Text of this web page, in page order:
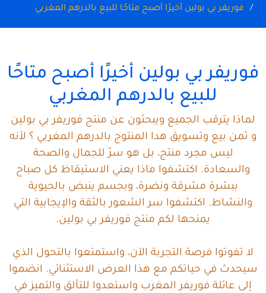
فوريفر بي بولين أخيرًا أصبح متاحًا للبيع بالدرهم المغربي
فوريفر بي بولين أخيرًا أصبح متاحًا
للبيع بالدرهم المغربي
لماذا يترقب الجميع ويبحثون عن منتج فوريفر بي بولين
و ثمن بيع وتسويق هدا المنتوج بالدرهم المغربي ؟ لأنه
ليس مجرد منتج، بل هو سرّ للجمال والصحة
والسعادة. اكتشفوا ماذا يعني الاستيقاظ كل صباح
ببشرة مشرقة ونضرة، وبجسم ينبض بالحيوية
والنشاط. اكتشفوا سر الشعور بالثقة والإيجابية التي
يمنحها لكم منتج فوريفر بي بولين.
لا تفوتوا فرصة التجربة الآن، واستمتعوا بالتحول الذي
سيحدث في حياتكم مع هذا العرض الاستثنائي. انضموا
إلى عائلة فوريفر المغرب واستعدوا للتألق والتميز في